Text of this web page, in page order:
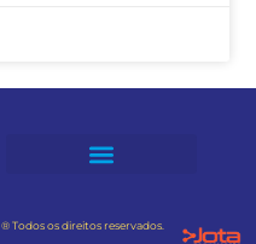
® Todos os direitos reservados.